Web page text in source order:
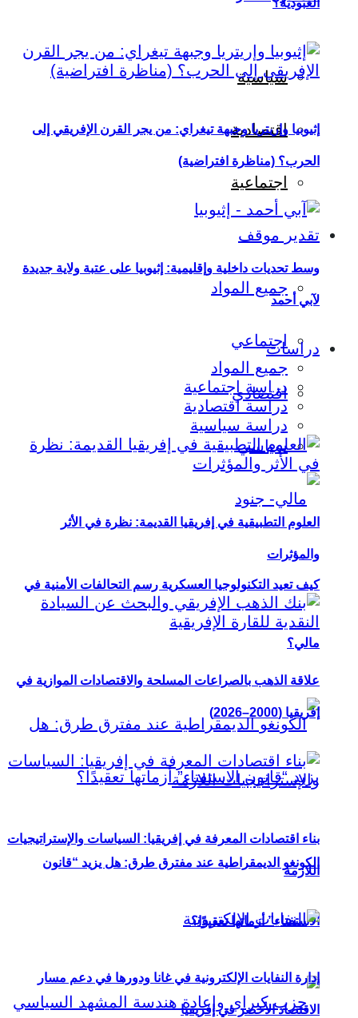
سياسية
اقتصادية
اجتماعية
تقدير موقف
جميع المواد
اجتماعي
اقتصادي
سياسي
كيف تعيد التكنولوجيا العسكرية رسم التحالفات الأمنية في
مالي؟
الكونغو الديمقراطية عند مفترق طرق: هل يزيد “قانون
الاستفتاء” أزماتها تعقيدًا؟
العبودية؟
إثيوبيا وإريتريا وجبهة تيغراي: من يجر القرن الإفريقي إلى
الحرب؟ (مناظرة افتراضية)
وسط تحديات داخلية وإقليمية: إثيوبيا على عتبة ولاية جديدة
لآبي أحمد
دراسات
جميع المواد
دراسة اجتماعية
دراسة اقتصادية
دراسة سياسية
العلوم التطبيقية في إفريقيا القديمة: نظرة في الأثر
والمؤثرات
علاقة الذهب بالصراعات المسلحة والاقتصادات الموازية في
إفريقيا (2000–2026)
بناء اقتصادات المعرفة في إفريقيا: السياسات والإستراتيجيات
اللازمة
إدارة النفايات الإلكترونية في غانا ودورها في دعم مسار
الاقتصاد الأخضر في إفريقيا